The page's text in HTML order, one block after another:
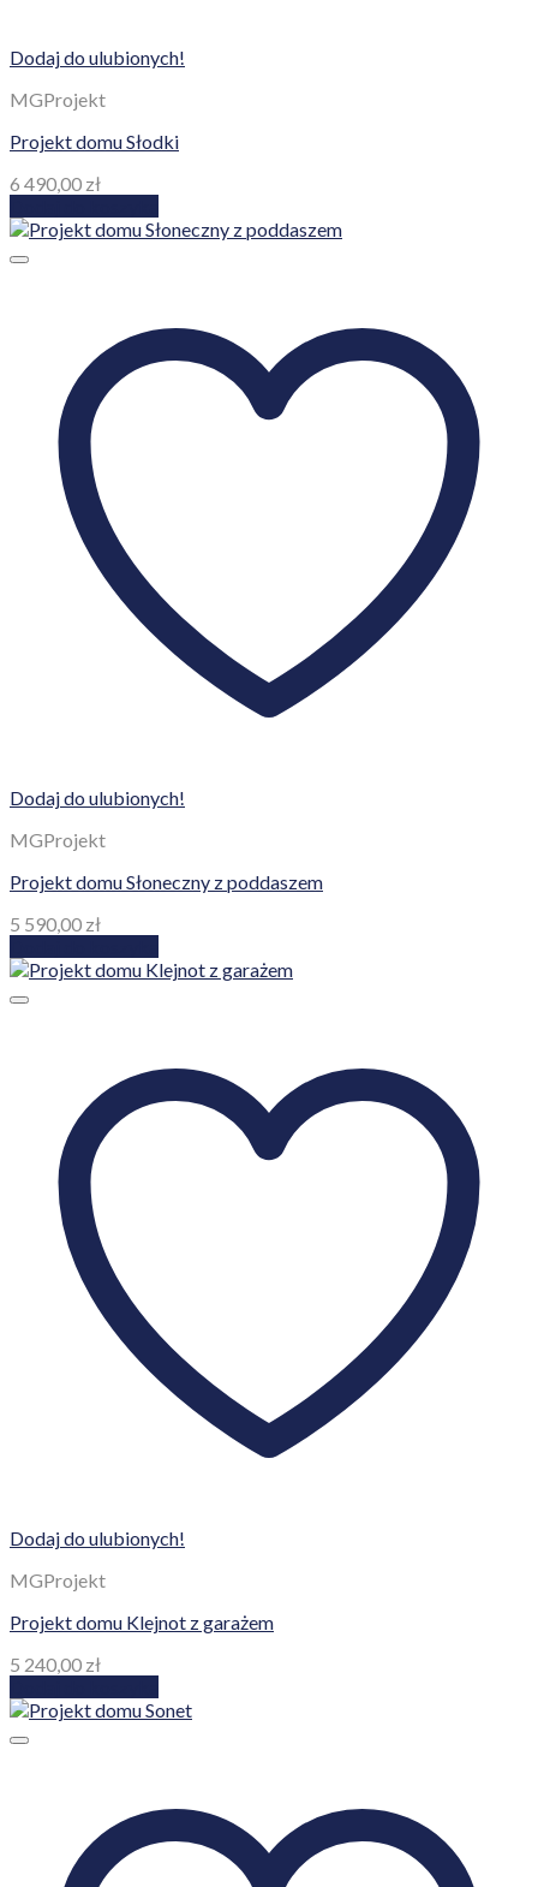
Dodaj do ulubionych!
MGProjekt
Projekt domu Słodki
6 490,00 zł
Dodaj do ulubionych!
MGProjekt
Projekt domu Słoneczny z poddaszem
5 590,00 zł
Dodaj do ulubionych!
MGProjekt
Projekt domu Klejnot z garażem
5 240,00 zł